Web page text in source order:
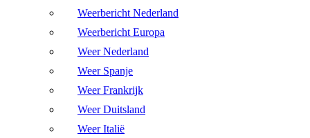
Weerbericht Nederland
Weerbericht Europa
Weer Nederland
Weer Spanje
Weer Frankrijk
Weer Duitsland
Weer Italië